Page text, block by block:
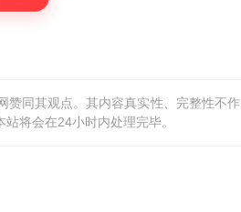
赞同其观点。其内容真实性、完整性不作
将会在24小时内处理完毕。